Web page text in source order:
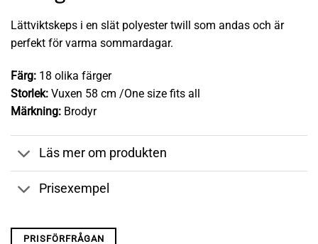
Lättviktskeps i en slät polyester twill som andas och är
perfekt för varma sommardagar.
Färg: 18 olika färger
Storlek: Vuxen 58 cm /One size fits all
Märkning: Brodyr
Läs mer om produkten
Prisexempel
PRISFÖRFRÅGAN